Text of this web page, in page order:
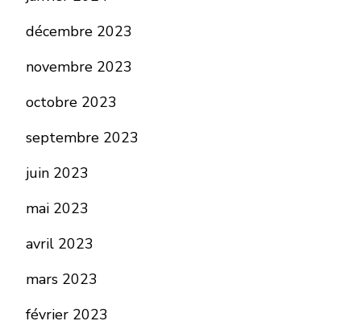
décembre 2023
novembre 2023
octobre 2023
septembre 2023
juin 2023
mai 2023
avril 2023
mars 2023
février 2023